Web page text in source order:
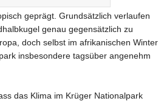
geprägt. Grundsätzlich verlaufen
genau gegensätzlich zu
doch selbst im afrikanischen Winter
insbesondere tagsüber angenehm
das Klima im Krüger Nationalpark